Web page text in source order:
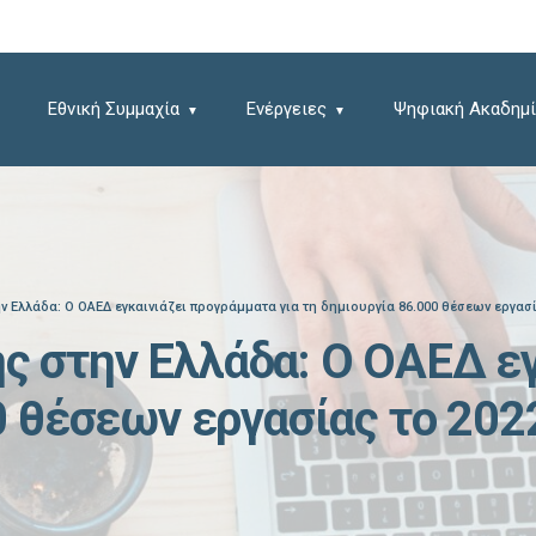
Εθνική Συμμαχία Ενέργειες Ψηφιακή
Ο ΟΑΕΔ εγκαινιάζει προγράμματα για τη δημιουργία 86.000 θέσεων
στην Ελλάδα: Ο ΟΑΕΔ
θέσεων εργασίας το